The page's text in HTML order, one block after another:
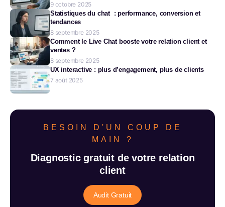
9 octobre 2025
Statistiques du chat : performance, conversion et
tendances
8 septembre 2025
Comment le Live Chat booste votre relation client et
ventes ?
8 septembre 2025
UX interactive : plus d’engagement, plus de clients
7 août 2025
BESOIN D'UN COUP DE
MAIN ?
Diagnostic gratuit de votre relation
client
Audit Gratuit